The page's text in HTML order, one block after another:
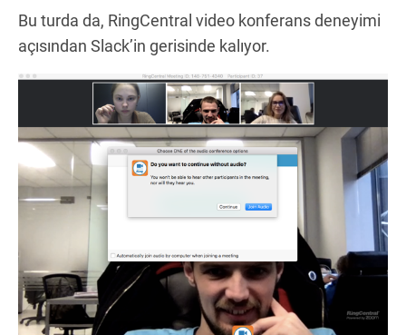
Bu turda da, RingCentral video konferans deneyimi
açısından Slack’in gerisinde kalıyor.